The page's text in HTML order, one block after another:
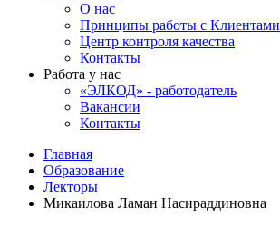
О нас
Принципы работы с Клиентами
Центр контроля качества
Контакты
Работа у нас
«ЭЛКОД» - работодатель
Вакансии
Контакты
Главная
Образование
Лекторы
Микаилова Ламан Насираддиновна